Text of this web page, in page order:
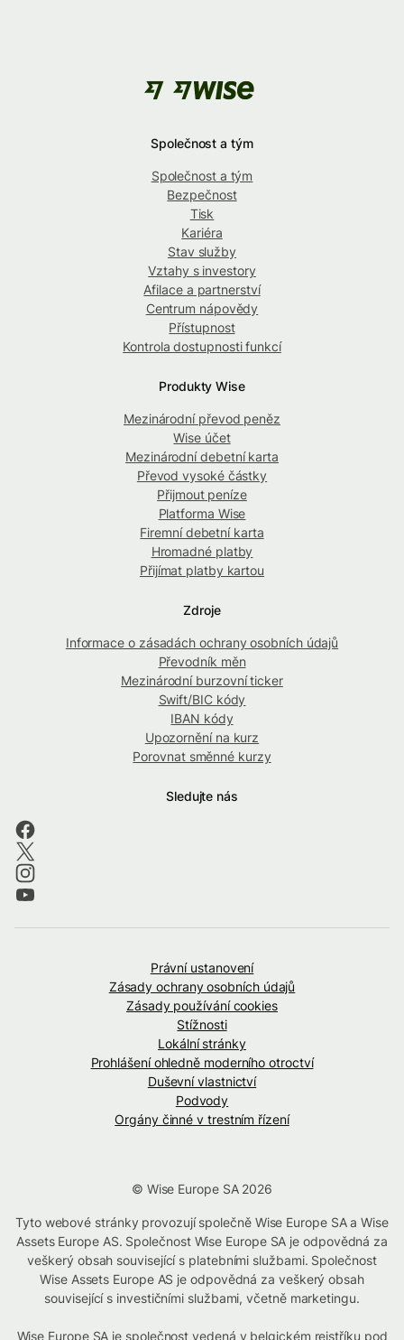
Společnost a tým
Společnost a tým
Bezpečnost
Tisk
Kariéra
Stav služby
Vztahy s investory
Afilace a partnerství
Centrum nápovědy
Přístupnost
Kontrola dostupnosti funkcí
Produkty Wise
Mezinárodní převod peněz
Wise účet
Mezinárodní debetní karta
Převod vysoké částky
Přijmout peníze
Platforma Wise
Firemní debetní karta
Hromadné platby
Přijímat platby kartou
Zdroje
Informace o zásadách ochrany osobních údajů
Převodník měn
Mezinárodní burzovní ticker
Swift/BIC kódy
IBAN kódy
Upozornění na kurz
Porovnat směnné kurzy
Sledujte nás
Právní ustanovení
Zásady ochrany osobních údajů
Zásady používání cookies
Stížnosti
Lokální stránky
Prohlášení ohledně moderního otroctví
Duševní vlastnictví
Podvody
Orgány činné v trestním řízení
© Wise Europe SA 2026
Tyto webové stránky provozují společně Wise Europe SA a Wise
Assets Europe AS. Společnost Wise Europe SA je odpovědná za
veškerý obsah související s platebními službami. Společnost
Wise Assets Europe AS je odpovědná za veškerý obsah
související s investičními službami, včetně marketingu.
Wise Europe SA je společnost vedená v belgickém rejstříku pod